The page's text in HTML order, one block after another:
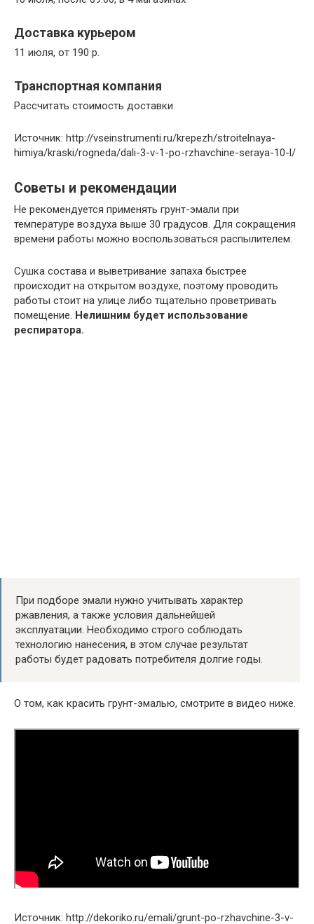
Доставка курьером
11 июля, от 190 р.
Транспортная компания
Рассчитать стоимость доставки
Источник: http://vseinstrumenti.ru/krepezh/stroitelnaya-
himiya/kraski/rogneda/dali-3-v-1-po-rzhavchine-seraya-10-l/
Советы и рекомендации
Не рекомендуется применять грунт-эмали при
температуре воздуха выше 30 градусов. Для сокращения
времени работы можно воспользоваться распылителем.
Сушка состава и выветривание запаха быстрее
происходит на открытом воздухе, поэтому проводить
работы стоит на улице либо тщательно проветривать
помещение. Нелишним будет использование
респиратора.
При подборе эмали нужно учитывать характер
ржавления, а также условия дальнейшей
эксплуатации. Необходимо строго соблюдать
технологию нанесения, в этом случае результат
работы будет радовать потребителя долгие годы.
О том, как красить грунт-эмалью, смотрите в видео ниже.
Источник: http://dekoriko.ru/emali/grunt-po-rzhavchine-3-v-